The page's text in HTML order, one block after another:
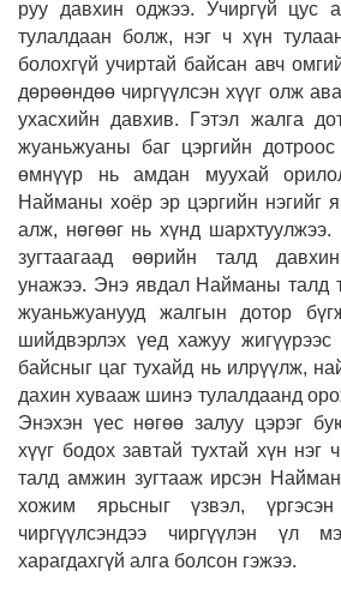
руу давхин оджээ. Учиргүй цус
тулалдаан болж, нэг ч хүн
болохгүй учиртай байсан авч
дөрөөндөө чиргүүлсэн хүүг олж
ухасхийн давхив. Гэтэл жалга
жуаньжуаны баг цэргийн
өмнүүр нь амдан муухай
Найманы хоёр эр цэргийн нэгийг
алж, нөгөөг нь хүнд
зугтаагаад өөрийн талд
унажээ. Энэ явдал Найманы талд
жуаньжуанууд жалгын дотор
шийдвэрлэх үед хажуу
байсныг цаг тухайд нь илрүүлж,
дахин хувааж шинэ тулалдаанд
Энэхэн үес нөгөө залуу цэрэг
хүүг бодох завтай тухтай хүн нэг
талд амжин зугтааж ирсэн
хожим ярьсныг үзвэл,
чиргүүлсэндээ чиргүүлэн үл
харагдахгүй алга болсон гэжээ.